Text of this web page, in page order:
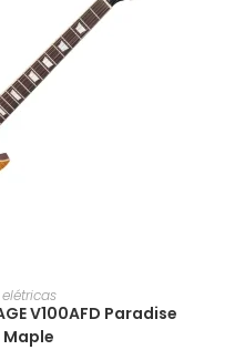
V100AFD Paradise
Maple